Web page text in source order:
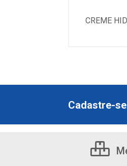
CREME
Cadastre-